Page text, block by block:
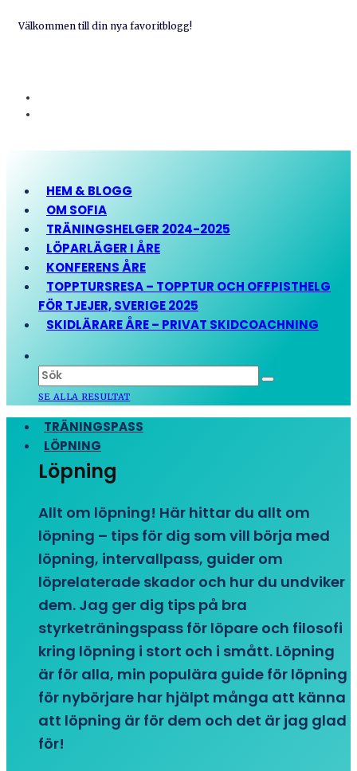
Välkommen till din nya favoritblogg!
HEM & BLOGG
OM SOFIA
TRÄNINGSHELGER 2024-2025
LÖPARLÄGER I ÅRE
KONFERENS ÅRE
TOPPTURSRESA – TOPPTUR OCH OFFPISTHELG
FÖR TJEJER, SVERIGE 2025
SKIDLÄRARE ÅRE – PRIVAT SKIDCOACHNING
SE ALLA RESULTAT
TRÄNINGSPASS
LÖPNING
Löpning
Allt om löpning! Här hittar du allt om
löpning – tips för dig som vill börja med
löpning, intervallpass, guider om
löprelaterade skador och hur du undviker
dem. Jag ger dig tips på bra
styrketräningspass för löpare och filosofi
kring löpning i stort och i smått. Löpning
är för alla, min populära guide för löpning
för nybörjare har hjälpt många att känna
att löpning är för dem och det är jag glad
för!